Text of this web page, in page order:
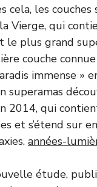
cela, les couches
Vierge, qui
le plus grand
couche
immense »
superamas
2014, qui
et s’étend sur
années-
étude,